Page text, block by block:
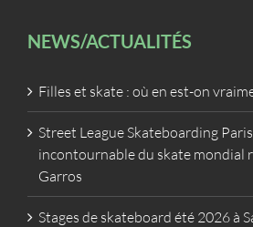
NEWS/ACTUALITÉS
Filles et skate : où en est-on
Street League Skateboarding
incontournable du skate mondial
Garros
Stages de skateboard été 2026 à